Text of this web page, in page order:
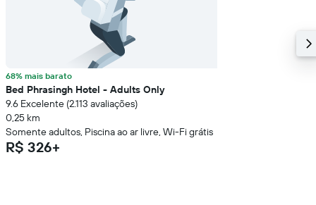
68% mais barato
Bed Phrasingh Hotel - Adults Only
9.6 Excelente (2.113 avaliações)
0,25 km
Somente adultos, Piscina ao ar livre, Wi-Fi grátis
R$ 326+